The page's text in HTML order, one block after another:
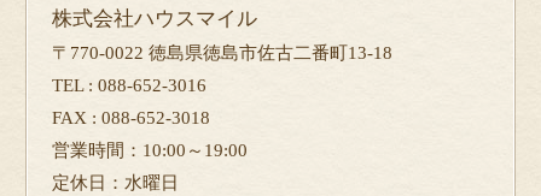
株式会社ハウスマイル
〒770-0022 徳島県徳島市佐古二番町13-18
TEL : 088-652-3016
FAX : 088-652-3018
営業時間：10:00～19:00
定休日：水曜日